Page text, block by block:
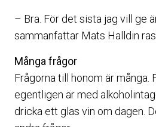
– Bra. För det sista jag vill ge
sammanfattar Mats Halldin
Många frågor
Frågorna till honom är många.
egentligen är med
dricka ett glas vin om dagen.